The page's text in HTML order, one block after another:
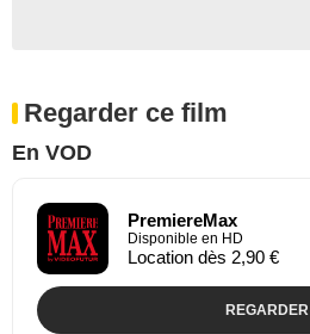
Regarder ce film
En VOD
PremiereMax
Disponible en HD
Location dès 2,90 €
REGARDER